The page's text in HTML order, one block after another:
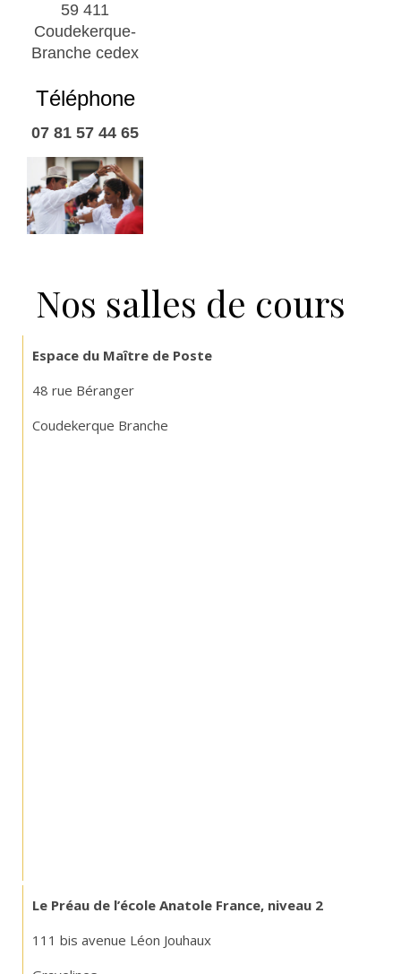
59 411
Coudekerque-
Branche cedex
Téléphone
07 81 57 44 65
Nos salles de cours
Espace du Maître de Poste
48 rue Béranger
Coudekerque Branche
Le Préau de l’école Anatole France, niveau 2
111 bis avenue Léon Jouhaux